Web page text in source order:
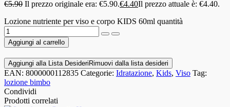
€5.90 Il prezzo originale era: €5.90.€4.40Il prezzo attuale è: €4.40.
Lozione nutriente per viso e corpo KIDS 60ml quantità
Aggiungi al carrello
Aggiungi alla Lista Desideri Rimuovi dalla lista desideri
EAN: 8000000112835 Categorie: Idratazione, Kids, Viso Tag:
lozione bimbo
Condividi
Prodotti correlati